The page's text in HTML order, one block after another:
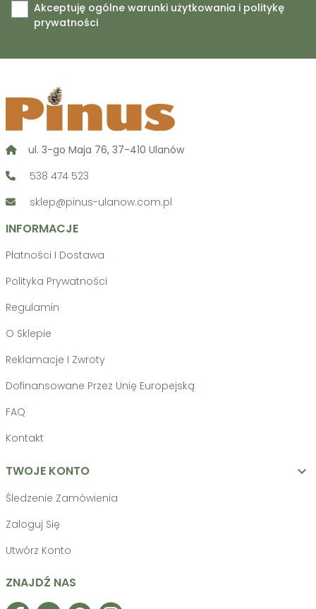
Akceptuję ogólne warunki użytkowania i politykę
prywatności
ul. 3-go Maja 76, 37-410 Ulanów
538 474 523
sklep@pinus-ulanow.com.pl
INFORMACJE
Płatności I Dostawa
Polityka Prywatności
Regulamin
O Sklepie
Reklamacje I Zwroty
Dofinansowane Przez Unię Europejską
FAQ
Kontakt
TWOJE KONTO 
Śledzenie Zamówienia
Zaloguj Się
Utwórz Konto
ZNAJDŹ NAS